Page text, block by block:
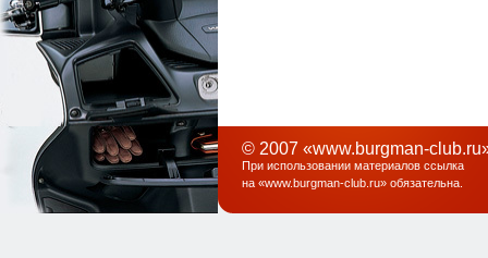
© 2007 «www.burgman-
При использовании материалов ссылка
на «www.burgman-club.ru» обязательна